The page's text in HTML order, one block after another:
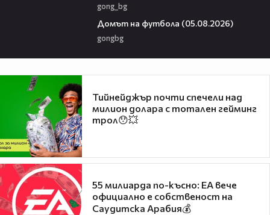
gong_bg
Домът на футбола (05.08.2026)
gongbg
Тийнейджър почти спечели над
милион долара с тотален гейминг
трол😯💥
55 милиарда по-късно: EA вече
официално е собственост на
Саудитска Арабия💰